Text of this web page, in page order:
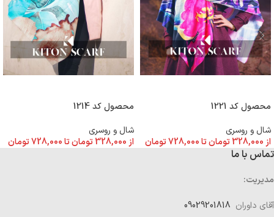
محصول کد 1221
شال و روسری
از 328,000تومانتا728,000تومان
محصول کد 1214
شال و روسری
از328,000تومانتا728,000تومان
تماس با ما
مدیریت:
آقای داوران